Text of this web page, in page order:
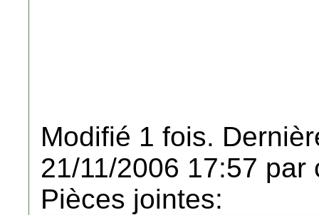
Modifié 1 fois.
21/11/2006 17:57 par
Pièces jointes: